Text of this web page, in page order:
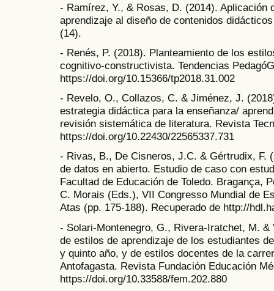
- Ramírez, Y., & Rosas, D. (2014). Aplicación
aprendizaje al diseño de contenidos
(14).
- Renés, P. (2018). Planteamiento de los
cognitivo-constructivista. Tendencias
https://doi.org/10.15366/tp2018.31.002
- Revelo, O., Collazos, C. & Jiménez, J.
estrategia didáctica para la enseñanza/
revisión sistemática de literatura. Revista
https://doi.org/10.22430/22565337.731
- Rivas, B., De Cisneros, J.C. & Gértrudix, F.
de datos en abierto. Estudio de caso con
Facultad de Educación de Toledo. Bragança,
C. Morais (Eds.), VII Congresso Mundial de
Atas (pp. 175-188). Recuperado de http://
- Solari-Montenegro, G., Rivera-Iratchet, M.
de estilos de aprendizaje de los estudiantes
y quinto año, y de estilos docentes de la
Antofagasta. Revista Fundación Educación
https://doi.org/10.33588/fem.202.880